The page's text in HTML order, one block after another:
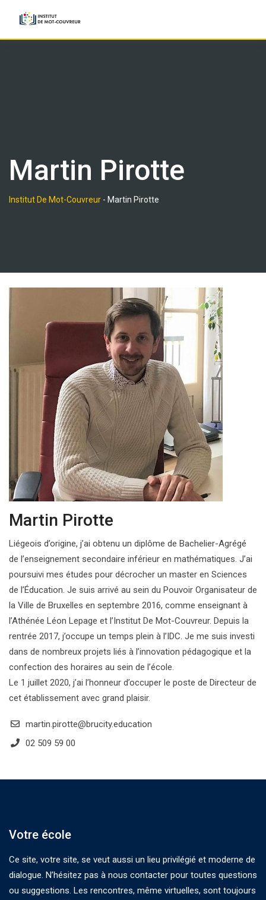
content
Martin Pirotte
Institut De Mot-Couvreur - Martin Pirotte
Martin Pirotte
Liégeois d’origine, j’ai obtenu un diplôme de Bachelier-Agrégé
de l’enseignement secondaire inférieur en mathématiques. J’ai
poursuivi mes études pour décrocher un master en Sciences
de l’Éducation. Je suis arrivé au sein du Pouvoir Organisateur de
la Ville de Bruxelles en septembre 2016, comme enseignant à
l’Athénée Léon Lepage et l’Institut De Mot-Couvreur. Depuis la
rentrée 2017, j’occupe un temps plein à l’IDC. Je me suis investi
dans de nombreux projets liés à l’innovation pédagogique et la
confection des horaires au sein de l’école.
Le 1 juillet 2020, j’ai l’honneur d’occuper le poste de Directeur de
cet établissement avec grand plaisir.
martin.pirotte@brucity.education
02 509 59 00
Votre école
Ce site, votre site, se veut aussi un lieu privilégié et moderne de
dialogue. N’hésitez pas à nous contacter pour toutes questions
ou suggestions. Les rencontres, même virtuelles, sont toujours